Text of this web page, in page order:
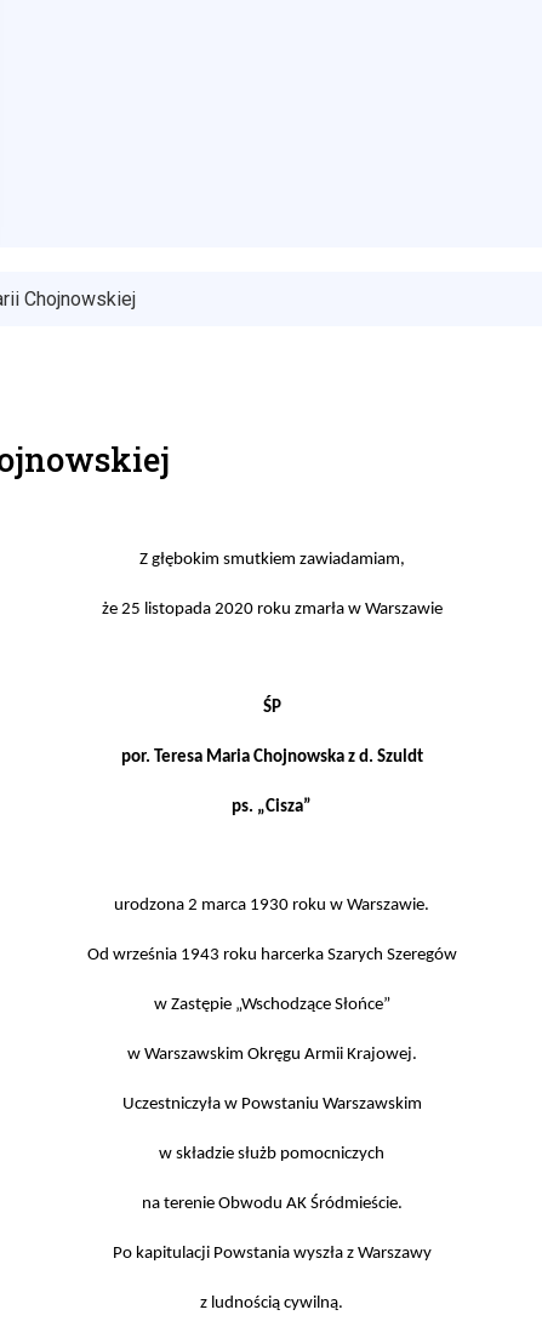
Chojnowskiej
Z głębokim smutkiem zawiadamiam,
że 25 listopada 2020 roku zmarła w Warszawie
ŚP
por. Teresa Maria Chojnowska z d. Szuldt
ps. „Cisza”
urodzona 2 marca 1930 roku w Warszawie.
Od września 1943 roku harcerka Szarych Szeregów
w Zastępie „Wschodzące Słońce”
w Warszawskim Okręgu Armii Krajowej.
Uczestniczyła w Powstaniu Warszawskim
w składzie służb pomocniczych
na terenie Obwodu AK Śródmieście.
Po kapitulacji Powstania wyszła z Warszawy
z ludnością cywilną.